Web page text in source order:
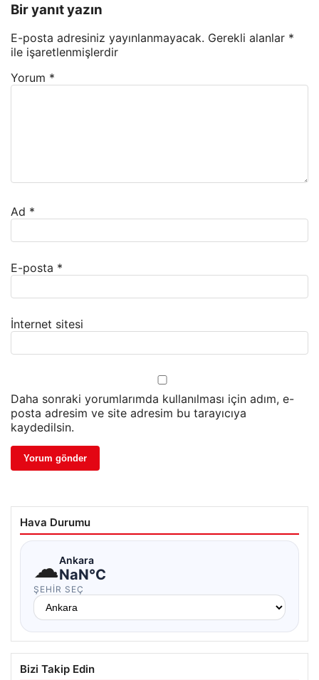
Bir yanıt yazın
E-posta adresiniz yayınlanmayacak. Gerekli alanlar *
ile işaretlenmişlerdir
Yorum *
Ad *
E-posta *
İnternet sitesi
Daha sonraki yorumlarımda kullanılması için adım, e-
posta adresim ve site adresim bu tarayıcıya
kaydedilsin.
Hava Durumu
☁Ankara
NaN°C
ŞEHIR SEÇ
Bizi Takip Edin